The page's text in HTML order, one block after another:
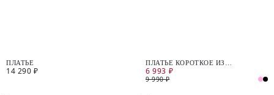
ПЛАТЬЕ
14 290 ₽
ПЛАТЬЕ КОРОТКОЕ ИЗ
ФАКТУРНОГО ХЛОПКА
6 993 ₽
9 990 ₽